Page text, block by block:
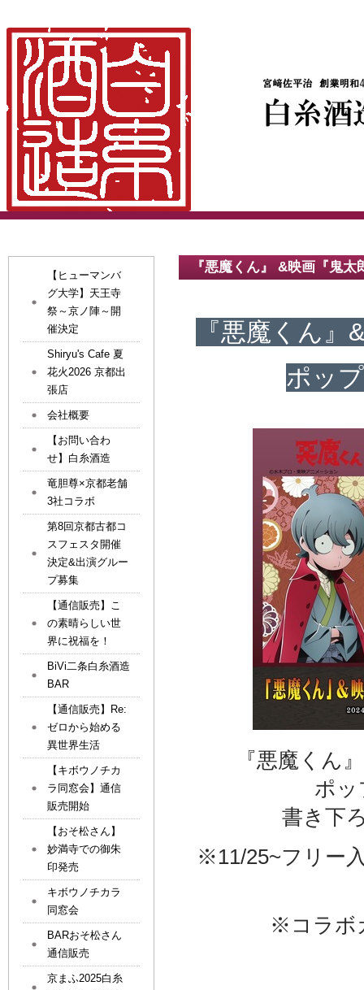
『悪魔くん』 &映画『鬼
『悪魔くん
ポッ
『悪魔くん
ポッ
書き下
※11/25~フリー
※コラボ
【ヒューマンバ
グ大学】天王寺
祭～京ノ陣～開
催決定
Shiryu's Cafe 夏
花火2026 京都出
張店
会社概要
【お問い合わ
せ】白糸酒造
竜胆尊×京都老舗
3社コラボ
第8回京都古都コ
スフェスタ開催
決定&出演グルー
プ募集
【通信販売】こ
の素晴らしい世
界に祝福を！
BiVi二条白糸酒造
BAR
【通信販売】Re:
ゼロから始める
異世界生活
【キボウノチカ
ラ同窓会】通信
販売開始
【おそ松さん】
妙満寺での御朱
印発売
キボウノチカラ
同窓会
BARおそ松さん
通信販売
京まふ2025白糸